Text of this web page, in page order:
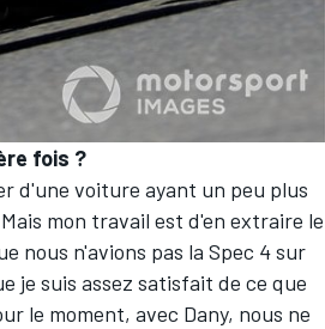
fois ?
d'une voiture ayant un peu plus
mon travail est d'en extraire le
nous n'avions pas la Spec 4 sur
je suis assez satisfait de ce que
le moment, avec Dany, nous ne